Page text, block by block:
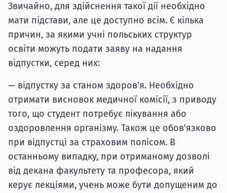
Звичайно, для здійснення такої дії необхідно
мати підстави, але це доступно всім. Є кілька
причин, за якими учні польських структур
освіти можуть подати заяву на надання
відпустки, серед них:
— відпустку за станом здоров'я. Необхідно
отримати висновок медичної комісії, з приводу
того, що студент потребує лікування або
оздоровлення організму. Також це обов'язково
при відпустці за страховим полісом. В
останньому випадку, при отриманому дозволі
від декана факультету та професора, який
керує лекціями, учень може бути допущеним до